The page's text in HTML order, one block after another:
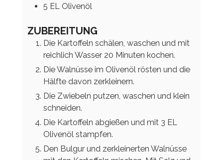
5 EL Olivenöl
ZUBEREITUNG
Die Kartoffeln schälen, waschen und mit
reichlich Wasser 20 Minuten kochen.
Die Walnüsse im Olivenöl rösten und die
Hälfte davon zerkleinern.
Die Zwiebeln putzen, waschen und klein
schneiden.
Die Kartoffeln abgießen und mit 3 EL
Olivenöl stampfen.
Den Bulgur und zerkleinerten Walnüsse